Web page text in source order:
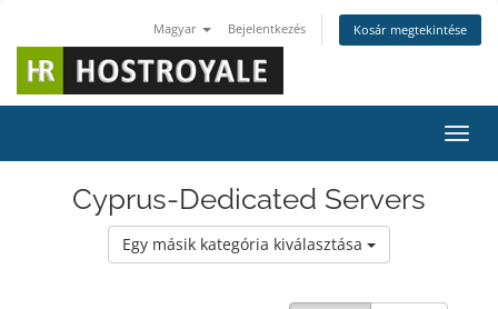
Magyar Bejelentkezés Kosár megtekintése
Cyprus-Dedicated Servers
Egy másik kategória kiválasztása